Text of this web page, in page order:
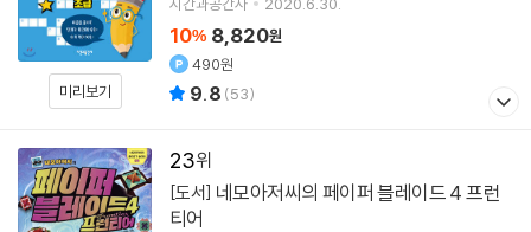
미리보기
10% 8,820원
490원
9.8 (53)
23
[도서]
티어